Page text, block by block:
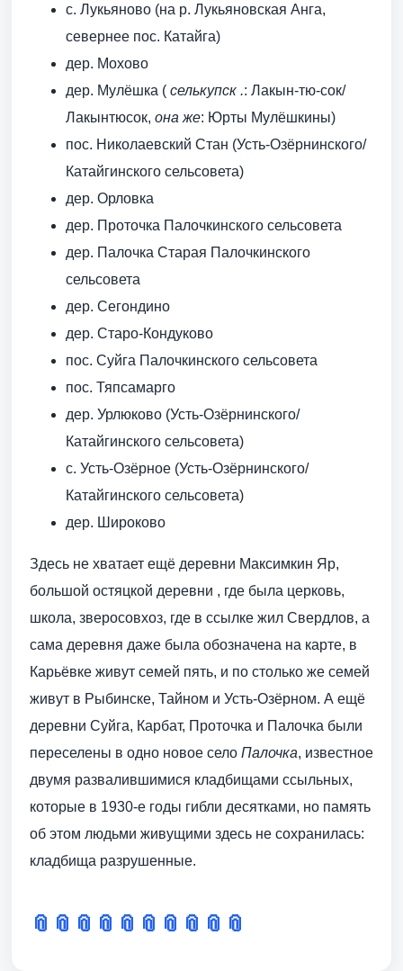
с. Лукьяново (на р. Лукьяновская Анга,
севернее пос. Катайга)
дер. Мохово
дер. Мулёшка ( селькупск .: Лакын-тю-сок/
Лакынтюсок, она же: Юрты Мулёшкины)
пос. Николаевский Стан (Усть-Озёрнинского/
Катайгинского сельсовета)
дер. Орловка
дер. Проточка Палочкинского сельсовета
дер. Палочка Старая Палочкинского
сельсовета
дер. Сегондино
дер. Старо-Кондуково
пос. Суйга Палочкинского сельсовета
пос. Тяпсамарго
дер. Урлюково (Усть-Озёрнинского/
Катайгинского сельсовета)
с. Усть-Озёрное (Усть-Озёрнинского/
Катайгинского сельсовета)
дер. Широково
Здесь не хватает ещё деревни Максимкин Яр,
большой остяцкой деревни , где была церковь,
школа, зверосовхоз, где в ссылке жил Свердлов, а
сама деревня даже была обозначена на карте, в
Карьёвке живут семей пять, и по столько же семей
живут в Рыбинске, Тайном и Усть-Озёрном. А eщё
деревни Суйга, Карбат, Проточка и Палочка были
переселены в одно новое село Палочка, известное
двумя развалившимися кладбищами ссыльных,
которые в 1930-е годы гибли десятками, но память
об этом людьми живущими здесь не сохранилась:
кладбища разрушенные.
📎 📎 📎 📎 📎 📎 📎 📎 📎 📎